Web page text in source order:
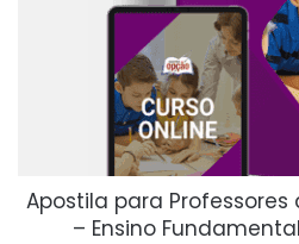
Apostila para
– Ensino